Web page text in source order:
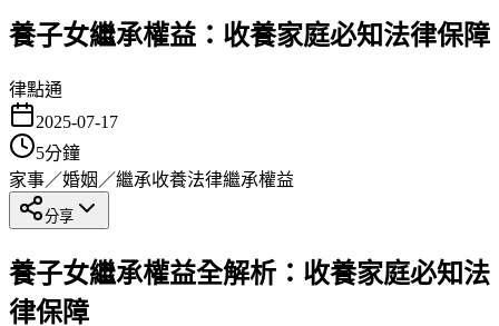
養子女繼承權益：收養家庭必知法律保障
律點通
2025-07-17
5分鐘
家事／婚姻／繼承收養法律繼承權益
分享
養子女繼承權益全解析：收養家庭必知法
律保障